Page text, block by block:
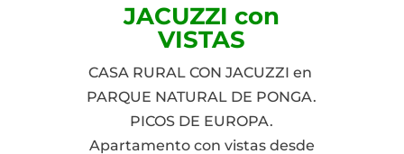
JACUZZI con
VISTAS
CASA RURAL CON JACUZZI en
PARQUE NATURAL DE PONGA.
PICOS DE EUROPA.
Apartamento con vistas desde